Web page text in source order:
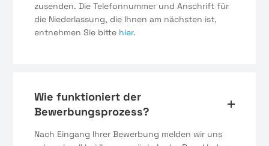
zusenden. Die Telefonnummer und Anschrift für
die Niederlassung, die Ihnen am nächsten ist,
entnehmen Sie bitte hier.
Wie funktioniert der
Bewerbungsprozess?
Nach Eingang Ihrer Bewerbung melden wir uns